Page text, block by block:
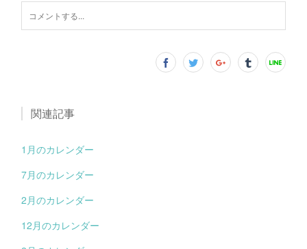
関連記事
1月のカレンダー
7月のカレンダー
2月のカレンダー
12月のカレンダー